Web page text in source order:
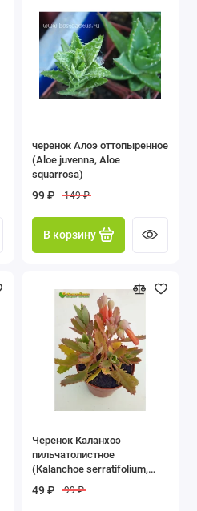
черенок Алоэ оттопыренное
(Aloe juvenna, Aloe
squarrosa)
99 ₽ 149 ₽
В корзину
Черенок Каланхоэ
пильчатолистное
(Kalanchoe serratifolium,
49 ₽ 99 ₽